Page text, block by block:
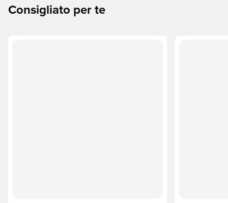
Consigliato per te